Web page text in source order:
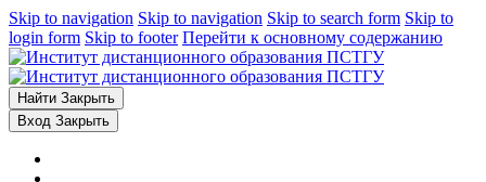
Skip to navigation Skip to navigation Skip to search form Skip to
login form Skip to footer Перейти к основному содержанию
Найти Закрыть
Вход Закрыть